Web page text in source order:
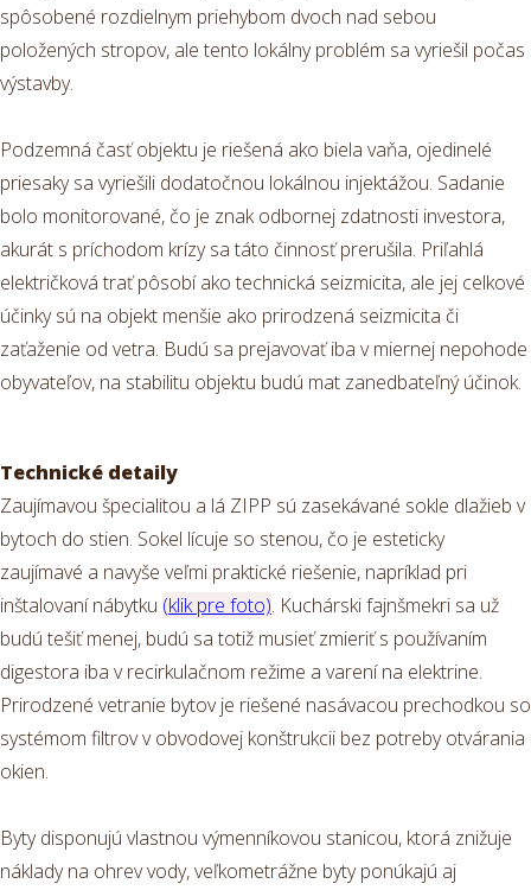
spôsobené rozdielnym priehybom dvoch nad sebou
položených stropov, ale tento lokálny problém sa vyriešil počas
výstavby.
Podzemná časť objektu je riešená ako biela vaňa, ojedinelé
priesaky sa vyriešili dodatočnou lokálnou injektážou. Sadanie
bolo monitorované, čo je znak odbornej zdatnosti investora,
akurát s príchodom krízy sa táto činnosť prerušila. Priľahlá
električková trať pôsobí ako technická seizmicita, ale jej celkové
účinky sú na objekt menšie ako prirodzená seizmicita či
zaťaženie od vetra. Budú sa prejavovať iba v miernej nepohode
obyvateľov, na stabilitu objektu budú mat zanedbateľný účinok.
Technické detaily
Zaujímavou špecialitou a lá ZIPP sú zasekávané sokle dlažieb v
bytoch do stien. Sokel lícuje so stenou, čo je esteticky
zaujímavé a navyše veľmi praktické riešenie, napríklad pri
inštalovaní nábytku (klik pre foto). Kuchárski fajnšmekri sa už
budú tešiť menej, budú sa totiž musieť zmieriť s používaním
digestora iba v recirkulačnom režime a varení na elektrine.
Prirodzené vetranie bytov je riešené nasávacou prechodkou so
systémom filtrov v obvodovej konštrukcii bez potreby otvárania
okien.
Byty disponujú vlastnou výmenníkovou stanicou, ktorá znižuje
náklady na ohrev vody, veľkometrážne byty ponúkajú aj